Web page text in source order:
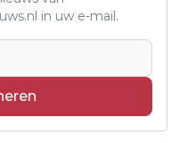
in uw e-mail.